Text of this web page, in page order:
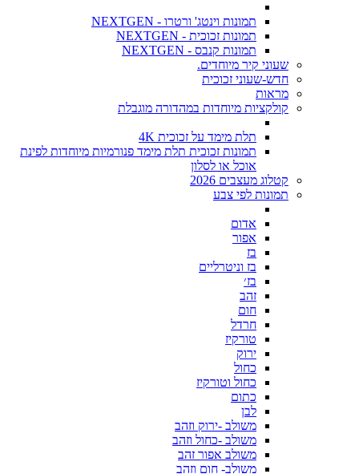
תמונות וינטג' ורטרו - NEXTGEN
תמונות זכוכית - NEXTGEN
תמונות קנבס - NEXTGEN
שעוני קיר מיוחדים.
חדש-שעוני זכוכית
מראות
קולקציות מיוחדות במהדורה מוגבלת
תלת מימד על זכוכית 4K
תמונות זכוכית תלת מימד פנורמיות מיוחדות לפינת
אוכל או לסלון
קטלוג מעצבים 2026
תמונות לפי צבע
אדום
אפור
בז
בז וניטרליים
בז׳
זהב
חום
חרדל
טורקיז
ירוק
כחול
כחול וטורקיז
כתום
לבן
משולב -ירוק וזהב
משולב -כחול וזהב
משולב אפור זהב
משולב- חום וזהב